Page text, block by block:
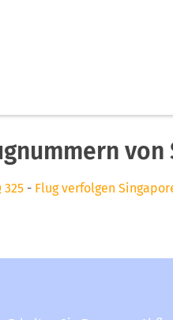
325 - Flug verfolgen